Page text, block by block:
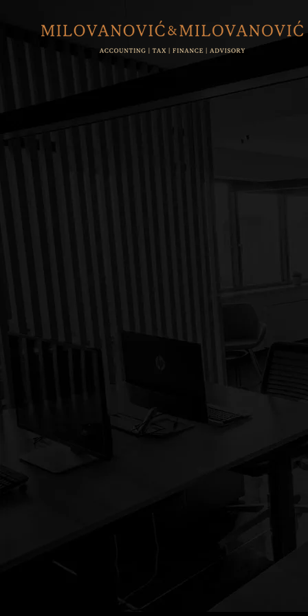
Ne oklevajte. Pozovite nas!